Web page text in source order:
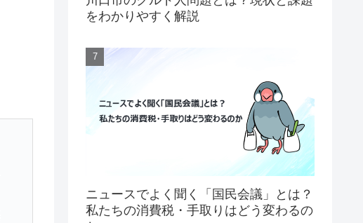
をわかりやすく解説
ニュースでよく聞く「国民会議」とは？
私たちの消費税・手取りはどう変わるの